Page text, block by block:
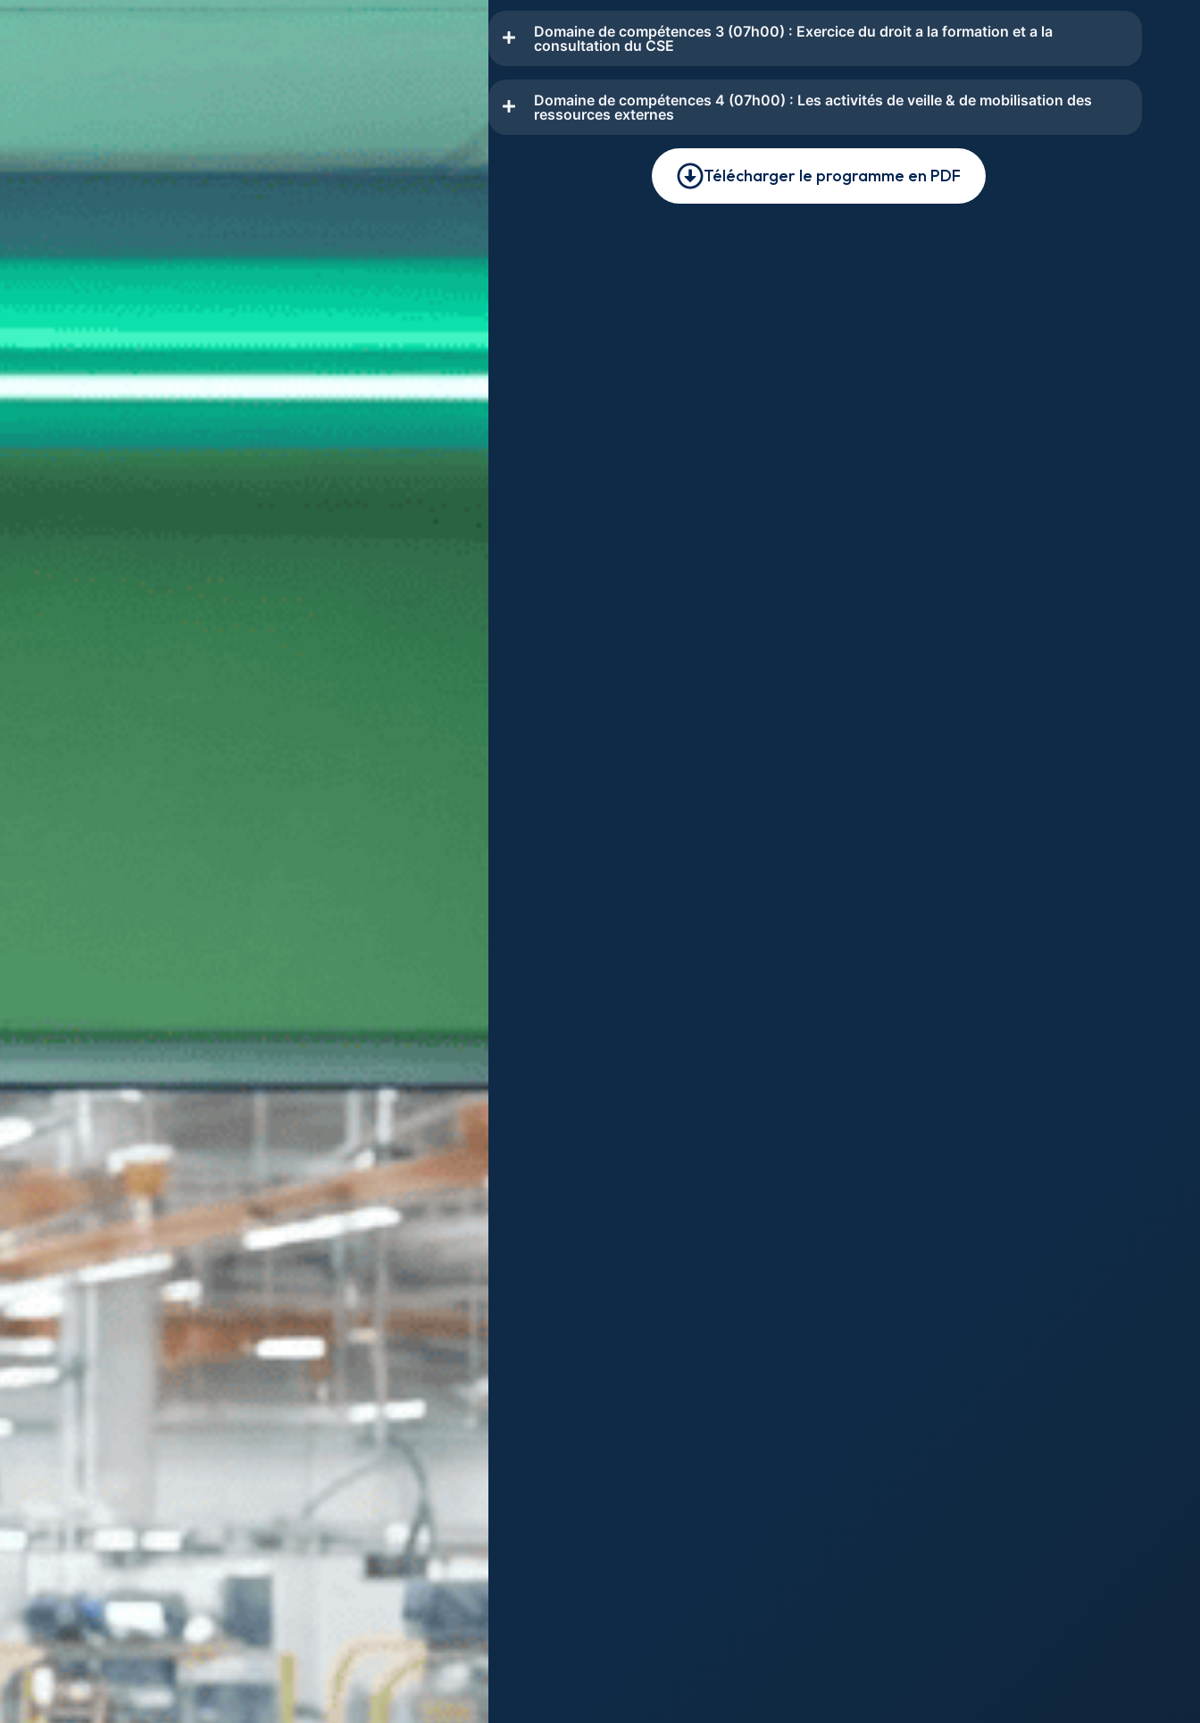
Domaine de compétences 3 (07h00) : Exercice du droit a la formation et a la
consultation du CSE
Domaine de compétences 4 (07h00) : Les activités de veille & de mobilisation des
ressources externes
Télécharger le programme en PDF